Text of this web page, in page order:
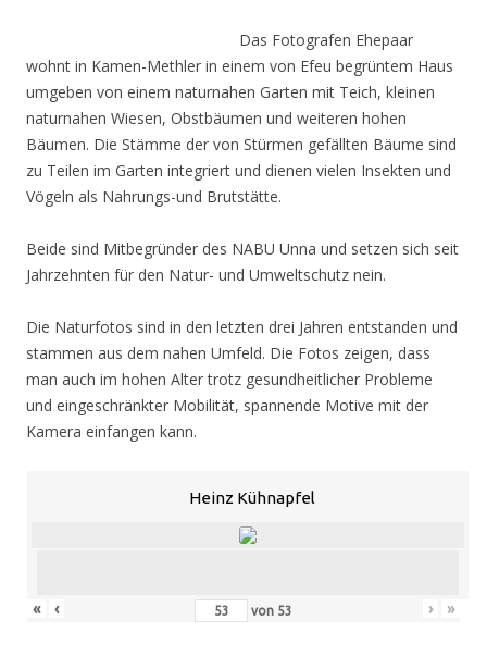
Das Fotografen Ehepaar
wohnt in Kamen-Methler in einem von Efeu begrüntem Haus
umgeben von einem naturnahen Garten mit Teich, kleinen
naturnahen Wiesen, Obstbäumen und weiteren hohen
Bäumen. Die Stämme der von Stürmen gefällten Bäume sind
zu Teilen im Garten integriert und dienen vielen Insekten und
Vögeln als Nahrungs-und Brutstätte.
Beide sind Mitbegründer des NABU Unna und setzen sich seit
Jahrzehnten für den Natur- und Umweltschutz nein.
Die Naturfotos sind in den letzten drei Jahren entstanden und
stammen aus dem nahen Umfeld. Die Fotos zeigen, dass
man auch im hohen Alter trotz gesundheitlicher Probleme
und eingeschränkter Mobilität, spannende Motive mit der
Kamera einfangen kann.
Heinz Kühnapfel
« ‹ von 53 › »